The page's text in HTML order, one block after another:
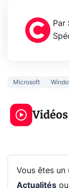
Par
Microsoft
Vidéos
319€ ?
Vous êtes un
Actualitésou